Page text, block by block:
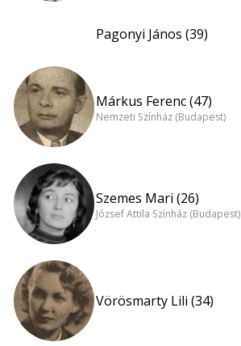
Pagonyi János (39)
Márkus Ferenc (47)
Nemzeti Színház (Budapest)
Szemes Mari (26)
József Attila Színház (Budapest)
Vörösmarty Lili (34)